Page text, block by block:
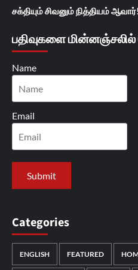
சக்தியும் சிவனும் நித்தியம் ஆவார்!
பதிவுகளை மின்னஞ்சலில்
Name
Email
Categories
ENGLISH FEATURED